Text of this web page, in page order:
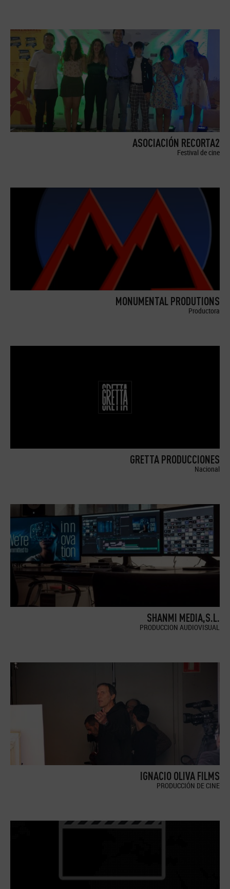
ASOCIACIÓN RECORTA2
Festival de cine
MONUMENTAL PRODUTIONS
Productora
GRETTA PRODUCCIONES
Nacional
SHANMI MEDIA,S.L.
PRODUCCION AUDIOVISUAL
IGNACIO OLIVA FILMS
PRODUCCIÓN DE CINE